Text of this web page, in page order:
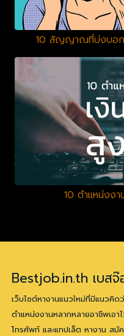
10 สัญญาณที่บ่งบอก
10 ตำแหน่งงา
Bestjob.in.th เบสจ๊
เว็บไซต์หางานแนวใหม่ที่มีแนวคิ
ตำแหน่งงานหลากหลายอาชีพเอ
โทรศัพท์ และแทปเล็ต หางาน ส